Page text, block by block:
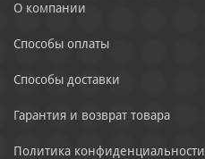
О компании
Способы оплаты
Способы доставки
Гарантия и возврат товара
Политика конфиденциальности